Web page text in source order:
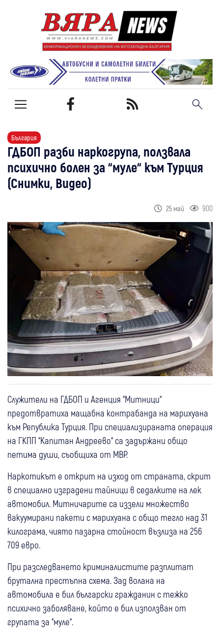
България
ГДБОП разби наркогрупа, ползвала
психично болен за “муле“ към Турция
(Снимки, Видео)
25 май 900
Служители на ГДБОП и Агенция “Митници“
предотвратиха мащабна контрабанда на марихуана
към Република Турция. При специализираната операция
на ГКПП “Капитан Андреево“ са задържани общо
петима души, съобщиха от МВР.
Наркотикът е открит на изход от страната, скрит
в специално изградени тайници в седалките на лек
автомобил. Митничарите са иззели множество
вакуумирани пакети с марихуана с общо тегло над 31
килограма, чиято пазарна стойност възлиза на 256
709 евро.
При разследването криминалистите разплитат
брутална престъпна схема. Зад волана на
автомобила е бил български гражданин с тежко
психично заболяване, който е бил използван от
групата за “муле“.